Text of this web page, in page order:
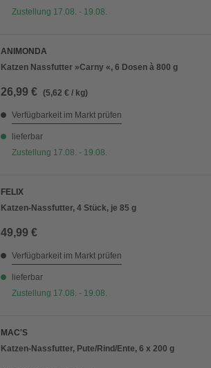
Zustellung 17.08. - 19.08.
ANIMONDA
Katzen Nassfutter »Carny «, 6 Dosen à 800 g
26,99 € (5,62 € / kg)
Verfügbarkeit im Markt prüfen
lieferbar
Zustellung 17.08. - 19.08.
FELIX
Katzen-Nassfutter, 4 Stück, je 85 g
49,99 €
Verfügbarkeit im Markt prüfen
lieferbar
Zustellung 17.08. - 19.08.
MAC'S
Katzen-Nassfutter, Pute/Rind/Ente, 6 x 200 g